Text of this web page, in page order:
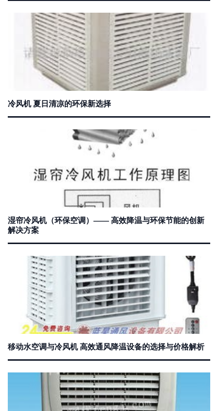
冷风机 夏日清凉的环保新选择
湿帘冷风机（环保空调）—— 高效降温与环保节能的创新
解决方案
移动水空调与冷风机 高效通风降温设备的选择与价格解析